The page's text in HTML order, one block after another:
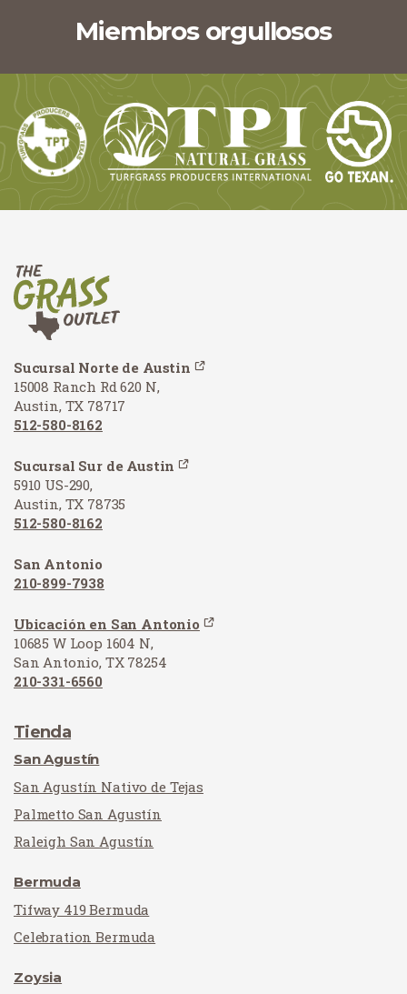
Miembros orgullosos
Sucursal Norte de Austin
15008 Ranch Rd 620 N,
Austin, TX 78717
512-580-8162
Sucursal Sur de Austin
5910 US-290,
Austin, TX 78735
512-580-8162
San Antonio
210-899-7938
Ubicación en San Antonio
10685 W Loop 1604 N,
San Antonio, TX 78254
210-331-6560
Tienda
San Agustín
San Agustín Nativo de Tejas
Palmetto San Agustín
Raleigh San Agustín
Bermuda
Tifway 419 Bermuda
Celebration Bermuda
Zoysia